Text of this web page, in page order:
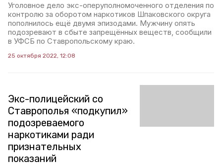
Уголовное дело экс-оперуполномоченного отделения по
контролю за оборотом наркотиков Шпаковского округа
пополнилось ещё двумя эпизодами. Мужчину опять
подозревают в сбыте запрещённых веществ, сообщили
в УФСБ по Ставропольскому краю.
25 октября 2022, 12:08
Экс-полицейский со
Ставрополья «подкупил»
подозреваемого
наркотиками ради
признательных
показаний